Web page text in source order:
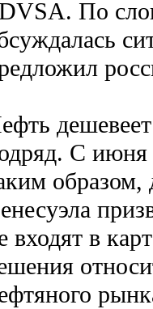
По
С июня
входят в